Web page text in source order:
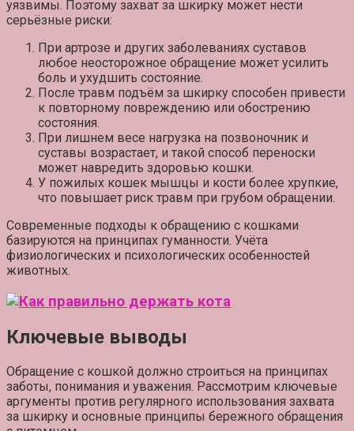
уязвимы. Поэтому захват за шкирку может нести
серьёзные риски:
При артрозе и других заболеваниях суставов
любое неосторожное обращение может усилить
боль и ухудшить состояние.
После травм подъём за шкирку способен привести
к повторному повреждению или обострению
состояния.
При лишнем весе нагрузка на позвоночник и
суставы возрастает, и такой способ переноски
может навредить здоровью кошки.
У пожилых кошек мышцы и кости более хрупкие,
что повышает риск травм при грубом обращении.
Современные подходы к обращению с кошками
базируются на принципах гуманности. Учёта
физиологических и психологических особенностей
животных.
Ключевые выводы
Обращение с кошкой должно строиться на принципах
заботы, понимания и уважения. Рассмотрим ключевые
аргументы против регулярного использования захвата
за шкирку и основные принципы бережного обращения